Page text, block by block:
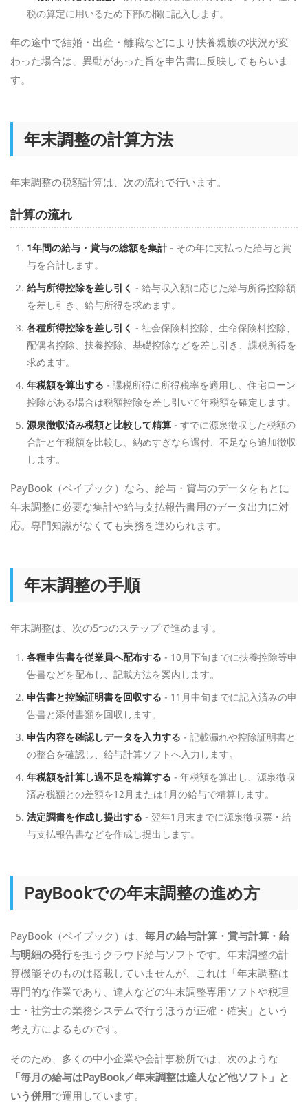
税の算定に用いるため下部の欄に記入します。
年の途中で結婚・出産・離職などにより扶養親族の状況が変
わった場合は、異動があった旨を申告書に反映してもらいま
す。
年末調整の計算方法
年末調整の税額計算は、次の流れで行います。
計算の流れ
1年間の給与・賞与の総額を集計 - その年に支払った給与と賞
与を合計します。
給与所得控除を差し引く - 給与収入額に応じた給与所得控除額
を差し引き、給与所得を求めます。
各種所得控除を差し引く - 社会保険料控除、生命保険料控除、
配偶者控除、扶養控除、基礎控除などを差し引き、課税所得を
求めます。
年税額を算出する - 課税所得に所得税率を適用し、住宅ローン
控除がある場合は税額控除を差し引いて年税額を確定します。
源泉徴収済み税額と比較して精算 - すでに源泉徴収した税額の
合計と年税額を比較し、納めすぎなら還付、不足なら追加徴収
します。
PayBook（ペイブック）なら、給与・賞与のデータをもとに
年末調整に必要な集計や給与支払報告書用のデータ出力に対
応。専門知識がなくても実務を進められます。
年末調整の手順
年末調整は、次の5つのステップで進めます。
各種申告書を従業員へ配布する - 10月下旬までに扶養控除等申
告書などを配布し、記載方法を案内します。
申告書と控除証明書を回収する - 11月中旬までに記入済みの申
告書と添付書類を回収します。
申告内容を確認しデータを入力する - 記載漏れや控除証明書と
の整合を確認し、給与計算ソフトへ入力します。
年税額を計算し過不足を精算する - 年税額を算出し、源泉徴収
済み税額との差額を12月または1月の給与で精算します。
法定調書を作成し提出する - 翌年1月末までに源泉徴収票・給
与支払報告書などを作成し提出します。
PayBookでの年末調整の進め方
PayBook（ペイブック）は、 毎月の給与計算・賞与計算・給
与明細の発行を担うクラウド給与ソフトです。年末調整の計
算機能そのものは搭載していませんが、これは「年末調整は
専門的な作業であり、達人などの年末調整専用ソフトや税理
士・社労士の業務システムで行うほうが正確・確実」という
考え方によるものです。
そのため、多くの中小企業や会計事務所では、次のような
「毎月の給与はPayBook／年末調整は達人など他ソフト」と
いう併用で運用しています。